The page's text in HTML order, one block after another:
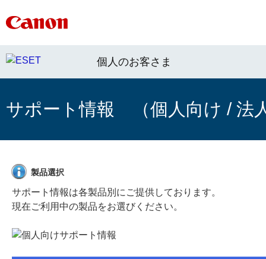
個人のお客さま
サポート情報 （個人向け / 法
製品選択
サポート情報は各製品別にご提供しております。
現在ご利用中の製品をお選びください。